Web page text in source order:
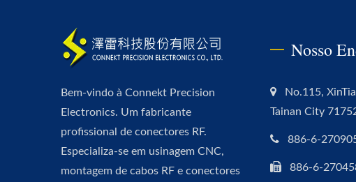
Bem-vindo à Connekt Precision
Electronics. Um fabricante
profissional de conectores RF.
Especializa-se em usinagem CNC,
montagem de cabos RF e conectores
Nosso
No.115,
Tainan City
886-6-
886-6-